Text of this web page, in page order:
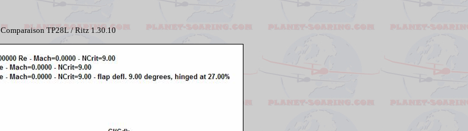
Comparaison TP28L / Ritz 1.30.10